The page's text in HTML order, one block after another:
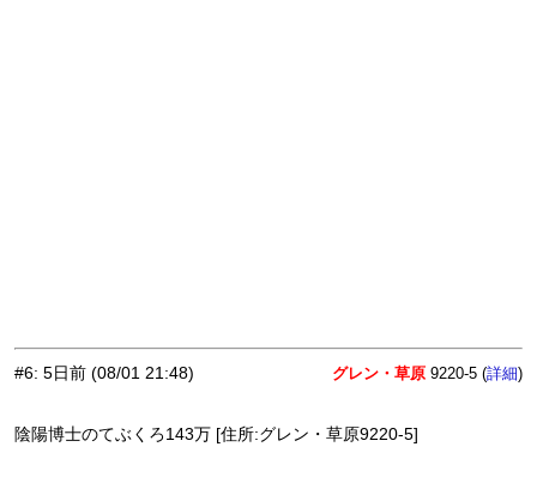
#6: 5日前 (08/01 21:48) グレン・草原 9220-5 (詳細)
陰陽博士のてぶくろ143万 [住所:グレン・草原9220-5]